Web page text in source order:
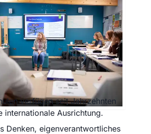
IB so gut zu britischen
passt
Konzept des IB
besonderer Weise mit der
britischer Internate:
verfügen seit Jahrzehnten
internationale Ausrichtung.
Denken, eigenverantwortliches